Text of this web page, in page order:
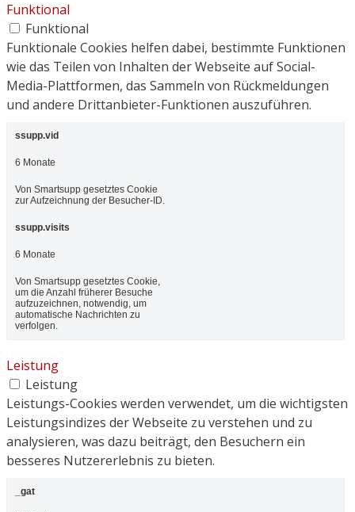
Funktional
Funktional
Funktionale Cookies helfen dabei, bestimmte Funktionen
wie das Teilen von Inhalten der Webseite auf Social-
Media-Plattformen, das Sammeln von Rückmeldungen
und andere Drittanbieter-Funktionen auszuführen.
ssupp.vid
6 Monate
Von Smartsupp gesetztes Cookie
zur Aufzeichnung der Besucher-ID.
ssupp.visits
6 Monate
Von Smartsupp gesetztes Cookie,
um die Anzahl früherer Besuche
aufzuzeichnen, notwendig, um
automatische Nachrichten zu
verfolgen.
Leistung
Leistung
Leistungs-Cookies werden verwendet, um die wichtigsten
Leistungsindizes der Webseite zu verstehen und zu
analysieren, was dazu beiträgt, den Besuchern ein
besseres Nutzererlebnis zu bieten.
_gat